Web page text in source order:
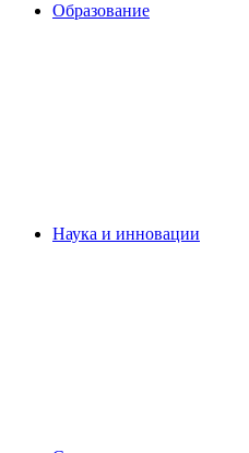
Образование
Наука и инновации